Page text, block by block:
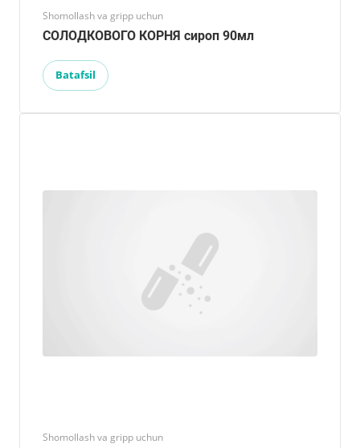
Shomollash va gripp uchun
СОЛОДКОВОГО КОРНЯ сироп 90мл
Batafsil
Shomollash va gripp uchun